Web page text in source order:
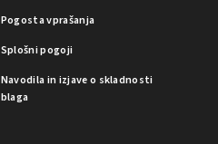
Pogosta vprašanja
Splošni pogoji
Navodila in izjave o skladnosti
blaga